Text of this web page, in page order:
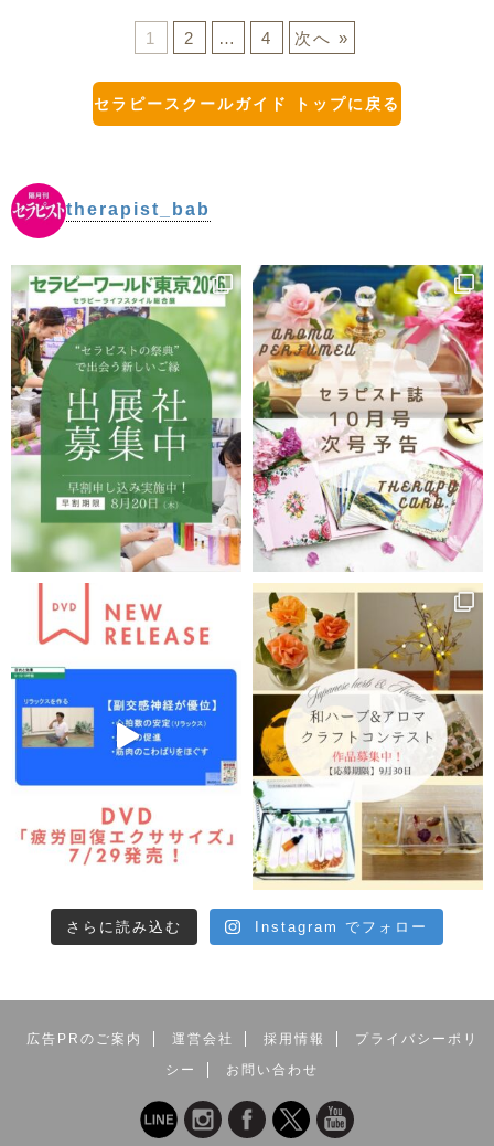
1 2 … 4 次へ »
セラピースクールガイド トップに戻る
therapist_bab
さらに読み込む Instagram でフォロー
広告PRのご案内 運営会社 採用情報
プライバシーポリ
シー
お問い合わせ